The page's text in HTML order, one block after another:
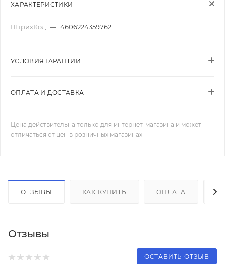
ХАРАКТЕРИСТИКИ
ШтрихКод — 4606224359762
УСЛОВИЯ ГАРАНТИИ
ОПЛАТА И ДОСТАВКА
Цена действительна только для интернет-магазина и может
отличаться от цен в розничных магазинах
ОТЗЫВЫ КАК КУПИТЬ ОПЛАТА
Отзывы
ОСТАВИТЬ ОТЗЫВ